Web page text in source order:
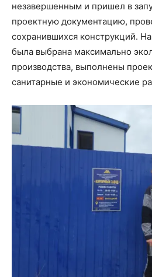
незавершенным и пришел в
проектную документацию,
сохранившихся конструкций.
была выбрана максимально
производства, выполнены
санитарные и экономические